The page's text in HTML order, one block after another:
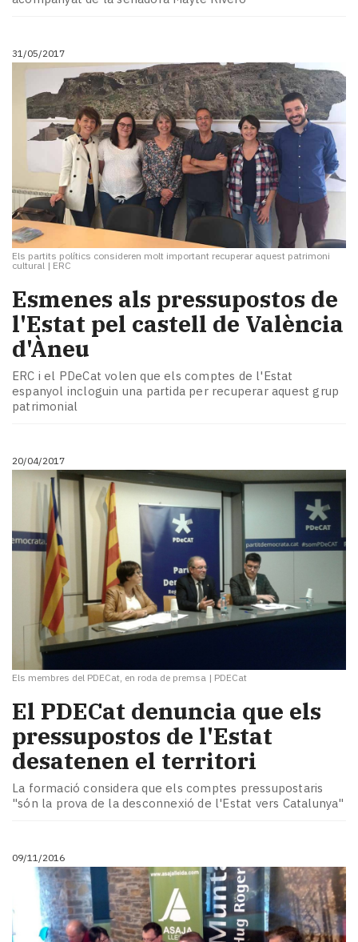
31/05/2017
Els partits polítics consideren molt important recuperar aquest patrimoni
cultural | ERC
Esmenes als pressupostos de
l'Estat pel castell de València
d'Àneu
ERC i el PDeCat volen que els comptes de l'Estat
espanyol incloguin una partida per recuperar aquest grup
patrimonial
20/04/2017
Els membres del PDECat, en roda de premsa | PDECat
El PDECat denuncia que els
pressupostos de l'Estat
desatenen el territori
La formació considera que els comptes pressupostaris
"són la prova de la desconnexió de l'Estat vers Catalunya"
09/11/2016